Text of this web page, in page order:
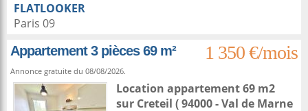
FLATLOOKER
Paris 09
Appartement 3 pièces 69 m²
1 350 €/mois
Annonce gratuite du 08/08/2026.
Location appartement 69 m2
sur Creteil ( 94000 - Val de Marne